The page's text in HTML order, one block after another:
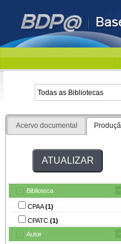
Acervo documental
Biblioteca
CPAA(1)
CPATC (1)
Autor